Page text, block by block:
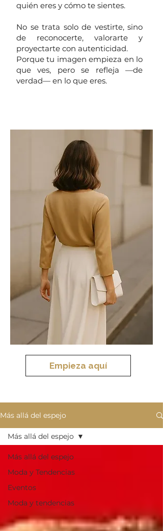
quién eres y cómo te sientes.
No se trata solo de vestirte, sino
de reconocerte, valorarte y
proyectarte con autenticidad.
Porque tu imagen empieza en lo
que ves, pero se refleja —de
verdad— en lo que eres.
Empieza aquí
Más allá del espejo
Más allá del espejo
Moda y Tendencias
Eventos
Moda y tendencias
Más allá del espejo